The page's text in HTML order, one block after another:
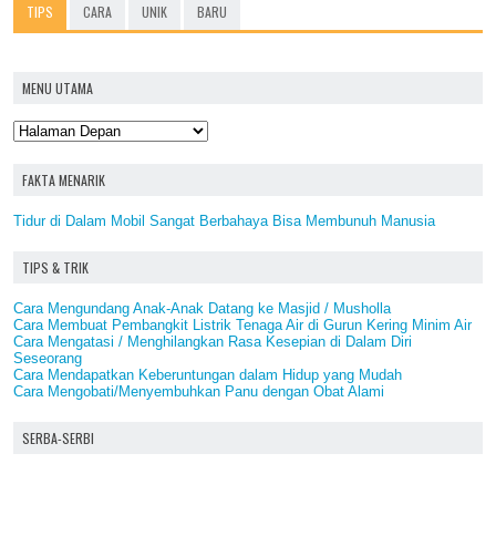
TIPS CARA UNIK BARU
MENU UTAMA
FAKTA MENARIK
Tidur di Dalam Mobil Sangat Berbahaya Bisa Membunuh Manusia
TIPS & TRIK
Cara Mengundang Anak-Anak Datang ke Masjid / Musholla
Cara Membuat Pembangkit Listrik Tenaga Air di Gurun Kering Minim Air
Cara Mengatasi / Menghilangkan Rasa Kesepian di Dalam Diri
Seseorang
Cara Mendapatkan Keberuntungan dalam Hidup yang Mudah
Cara Mengobati/Menyembuhkan Panu dengan Obat Alami
SERBA-SERBI